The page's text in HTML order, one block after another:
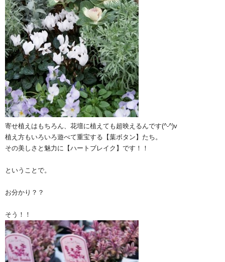
寄せ植えはもちろん、花壇に植えても超映えるんです(^-^)v
植え方もいろいろ遊べて重宝する【葉ボタン】たち。
その美しさと魅力に【ハートブレイク】です！！
ということで。
お分かり？？
そう！！